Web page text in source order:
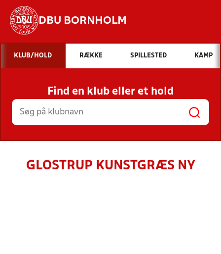
DBU BORNHOLM
Hvad vil du søge efter?
INDHOLD OG NYHEDER
STILLINGER, RESULTATER, KLUBBER OG
HOLD
KLUB/HOLD RÆKKE SPILLESTED KAMP
Find en klub eller et hold
GLOSTRUP KUNSTGRÆS NY